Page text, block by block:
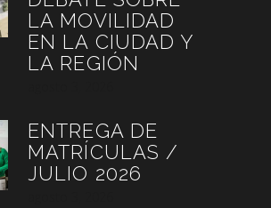
LA MOVILIDAD
EN LA CIUDAD Y
LA REGIÓN
ENTREGA DE
MATRÍCULAS /
JULIO 2026